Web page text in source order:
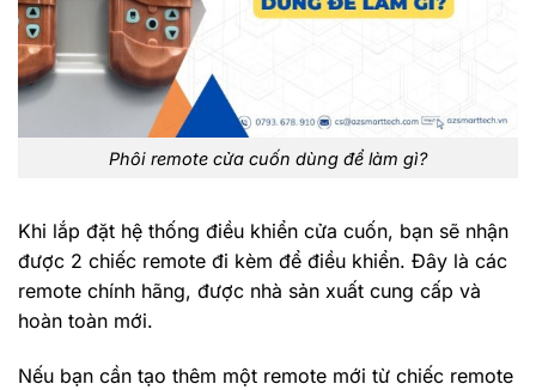
Phôi remote cửa cuốn dùng để làm gì?
Khi lắp đặt hệ thống điều khiển cửa cuốn, bạn sẽ nhận
được 2 chiếc remote đi kèm để điều khiển. Đây là các
remote chính hãng, được nhà sản xuất cung cấp và
hoàn toàn mới.
Nếu bạn cần tạo thêm một remote mới từ chiếc remote